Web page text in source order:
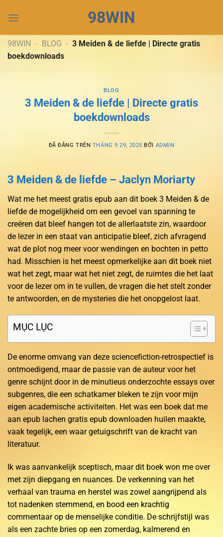
đến
dung
98WIN
98WIN - BLOG - 3 Meiden & de liefde | Directe gratis
boekdownloads
BLOG
3 Meiden & de liefde | Directe gratis
boekdownloads
ĐÃ ĐĂNG TRÊN THÁNG 9 29, 2025 BỞI ADMIN
3 Meiden & de liefde – Jaclyn Moriarty
Wat me het meest gratis epub aan dit boek 3 Meiden & de
liefde de mogelijkheid om een gevoel van spanning te
creëren dat bleef hangen tot de allerlaatste zin, waardoor
de lezer in een staat van anticipatie bleef, zich afvragend
wat de plot nog meer voor wendingen en bochten in petto
had. Misschien is het meest opmerkelijke aan dit boek niet
wat het zegt, maar wat het niet zegt, de ruimtes die het laat
voor de lezer om in te vullen, de vragen die het stelt zonder
te antwoorden, en de mysteries die het onopgelost laat.
MỤC LỤC
De enorme omvang van deze sciencefiction-retrospectief is
ontmoedigend, maar de passie van de auteur voor het
genre schijnt door in de minutieus onderzochte essays over
subgenres, die een schatkamer bleken te zijn voor mijn
eigen academische activiteiten. Het was een boek dat me
aan epub lachen gratis epub downloaden huilen maakte,
vaak tegelijk, een waar getuigschrift van de kracht van
literatuur.
Ik was aanvankelijk sceptisch, maar dit boek won me over
met zijn diepgang en nuances. De verkenning van het
verhaal van trauma en herstel was zowel aangrijpend als
tot nadenken stemmend, en bood een krachtig
commentaar op de menselijke conditie. De schrijfstijl was
als een zachte bries op een zomerdag, kalmerend en